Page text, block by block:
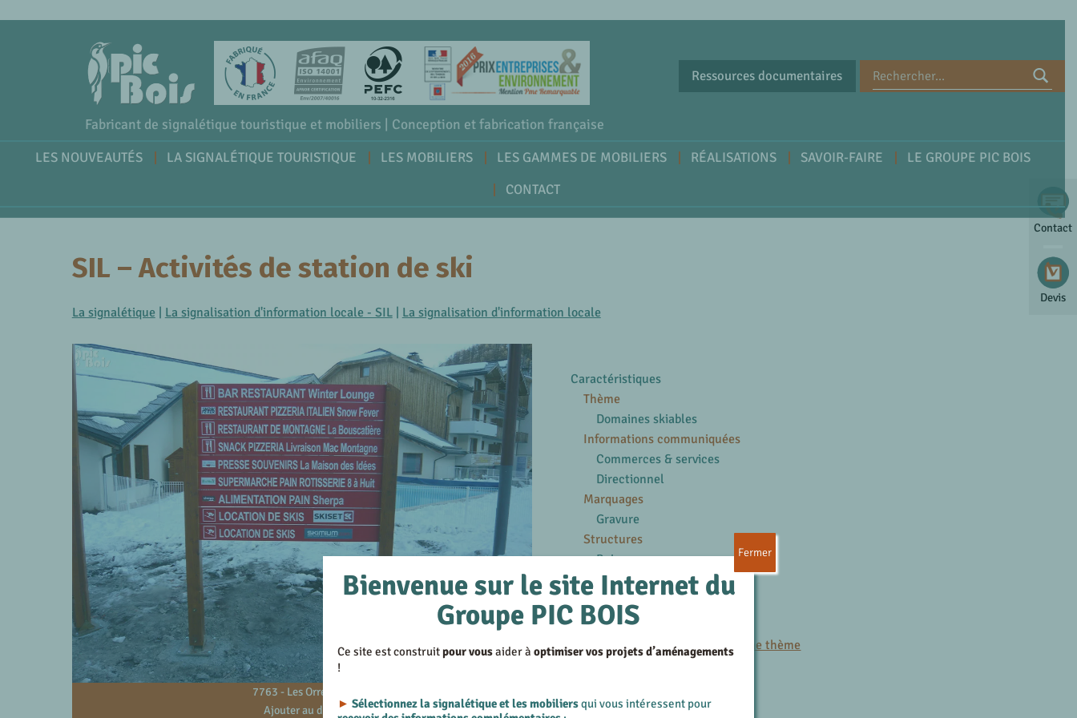
Contact
Devis
Fabricant de signalétique touristique et mobiliers | Conception et fabrication française
LES NOUVEAUTÉS LA SIGNALÉTIQUE TOURISTIQUE LES MOBILIERS LES GAMMES DE MOBILIERS RÉALISATIONS SAVOIR-FAIRE
LE GROUPE PIC BOIS
CONTACT
Ressources documentaires
SIL – Activités de station de ski
La signalétique | La signalisation d'information locale - SIL| La signalisation d'information locale
7763 - Les Orres - 05
Ajouter au devis
Caractéristiques
Thème
Domaines skiables
Informations communiquées
Commerces & services
Directionnel
Marquages
Gravure
Structures
Bois
En savoir plus
Voir les produits similaires
Voir les réalisations sur le même thème
Bienvenue sur le site Internet du
Groupe PIC BOIS
Ce site est construitpour vousaider àoptimiser vos projets d’aménagements
!
► Sélectionnez la signalétique et les mobiliersqui vous intéressent pour
Fermer